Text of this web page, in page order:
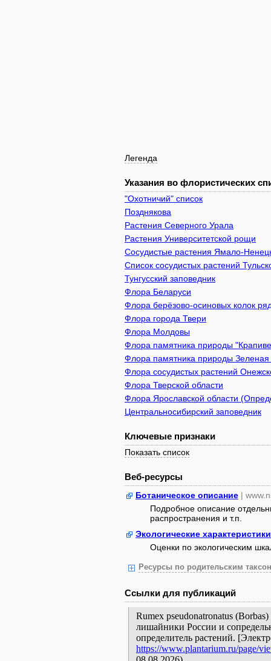
Легенда
Указания во флористических
"Охотничий" список
Позднякова
Растения Северного Урала
Растения Университетской рощи
Сосудистые растения Ямало-
Список сосудистых растений
Тунгусский заповедник
Флора Беларуси
Флора берёзово-осиновых колок
Флора города Твери
Флора Молдовы
Флора памятника природы
Флора памятника природы Зеленая
Флора сосудистых растений
Флора Тверской области
Флора Ярославской области
Центральносибирский заповедник
Ключевые признаки
Показать список
Веб-ресурсы
Ботаническое описание |
Подробное описание
распространения и т.п.
Экологические характеристики
Оценки по экологическим
Ресурсы по родительским
Ссылки для публикаций
Rumex pseudonatronatus
лишайники России и
определитель растений.
https://www.plantarium.ru/page/